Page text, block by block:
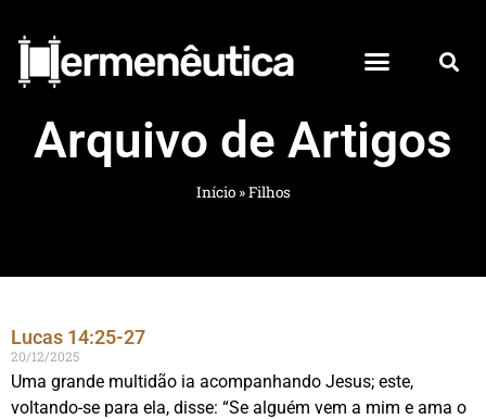
Arquivo de Artigos
Início»Filhos
Lucas 14:25-27
20/12/2025
Uma grande multidão ia acompanhando Jesus; este,
voltando-se para ela, disse: “Se alguém vem a mim e ama o